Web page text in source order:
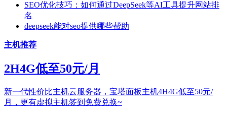
SEO优化技巧：如何通过DeepSeek等AI工具提升网站排
名
deepseek能对seo提供哪些帮助
主机推荐
2H4G低至50元/月
新一代性价比主机云服务器，宝塔面板主机4H4G低至50元/
月，更有虚拟主机签到免费兑换~